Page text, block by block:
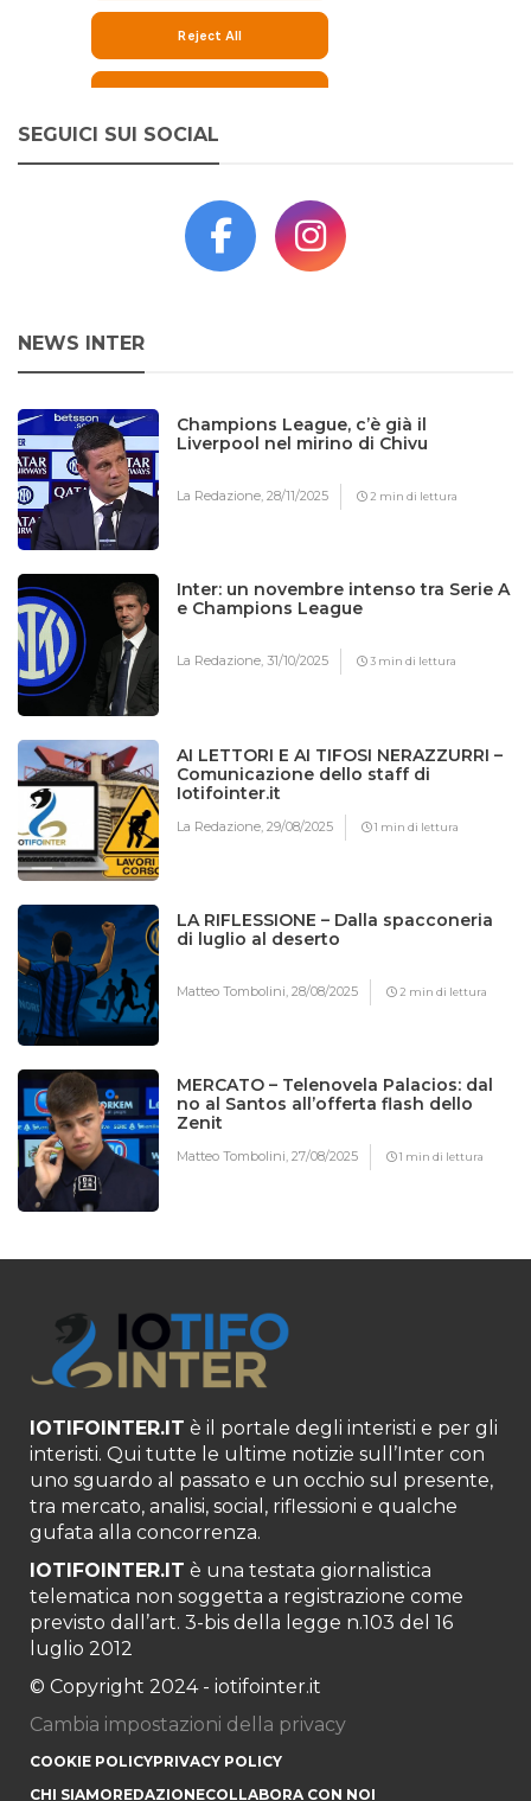
SEGUICI SUI SOCIAL
NEWS INTER
Champions League, c’è già il
Liverpool nel mirino di Chivu
La Redazione,28/11/2025 2 min di lettura
Inter: un novembre intenso tra Serie A
e Champions League
La Redazione,31/10/2025 3 min di lettura
AI LETTORI E AI TIFOSI NERAZZURRI –
Comunicazione dello staff di
Iotifointer.it
La Redazione,29/08/2025 1 min di lettura
LA RIFLESSIONE – Dalla spacconeria
di luglio al deserto
Matteo Tombolini,28/08/2025 2 min di lettura
MERCATO – Telenovela Palacios: dal
no al Santos all’offerta flash dello
Zenit
Matteo Tombolini,27/08/2025 1 min di lettura
IOTIFOINTER.IT è il portale degli interisti e per gli
interisti. Qui tutte le ultime notizie sull’Inter con
uno sguardo al passato e un occhio sul presente,
tra mercato, analisi, social, riflessioni e qualche
gufata alla concorrenza.
IOTIFOINTER.IT è una testata giornalistica
telematica non soggetta a registrazione come
previsto dall’art. 3-bis della legge n.103 del 16
luglio 2012
© Copyright 2024 - iotifointer.it
Cambia impostazioni della privacy
COOKIE POLICYPRIVACY POLICY
CHI SIAMOREDAZIONECOLLABORA CON NOI